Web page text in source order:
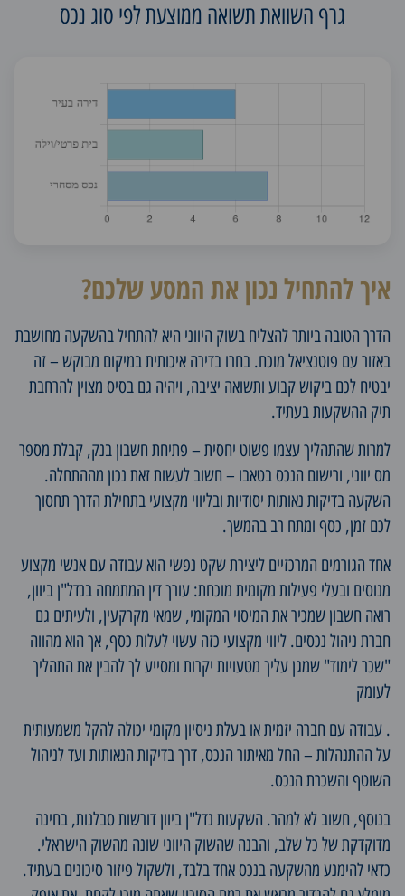
גרף השוואת תשואה ממוצעת לפי סוג נכס
איך להתחיל נכון את המסע שלכם?
הדרך הטובה ביותר להצליח בשוק היווני היא להתחיל בהשקעה מחושבת
באזור עם פוטנציאל מוכח. בחרו בדירה איכותית במיקום מבוקש – זה
יבטיח לכם ביקוש קבוע ותשואה יציבה, ויהיה גם בסיס מצוין להרחבת
תיק ההשקעות בעתיד.
למרות שהתהליך עצמו פשוט יחסית – פתיחת חשבון בנק, קבלת מספר
מס יווני, ורישום הנכס בטאבו – חשוב לעשות זאת נכון מההתחלה.
השקעה בדיקות נאותות יסודיות ובליווי מקצועי בתחילת הדרך תחסוך
לכם זמן, כסף ומתח רב בהמשך.
אחד הגורמים המרכזיים ליצירת שקט נפשי הוא עבודה עם אנשי מקצוע
מנוסים ובעלי פעילות מקומית מוכחת: עורך דין המתמחה בנדל"ן ביוון,
רואה חשבון שמכיר את המיסוי המקומי, שמאי מקרקעין, ולעיתים גם
חברת ניהול נכסים. ליווי מקצועי כזה עשוי לעלות כסף, אך הוא מהווה
"שכר לימוד" שמגן עליך מטעויות יקרות ומסייע לך להבין את התהליך
לעומק
. עבודה עם חברה יזמית או בעלת ניסיון מקומי יכולה להקל משמעותית
על ההתנהלות – החל מאיתור הנכס, דרך בדיקות הנאותות ועד לניהול
השוטף והשכרת הנכס.
בנוסף, חשוב לא למהר. השקעות נדל"ן ביוון דורשות סבלנות, בחינה
מדוקדקת של כל שלב, והבנה שהשוק היווני שונה מהשוק הישראלי.
כדאי להימנע מהשקעה בנכס אחד בלבד, ולשקול פיזור סיכונים בעתיד.